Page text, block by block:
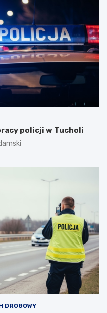
policji w Tucholi
DROGOWY